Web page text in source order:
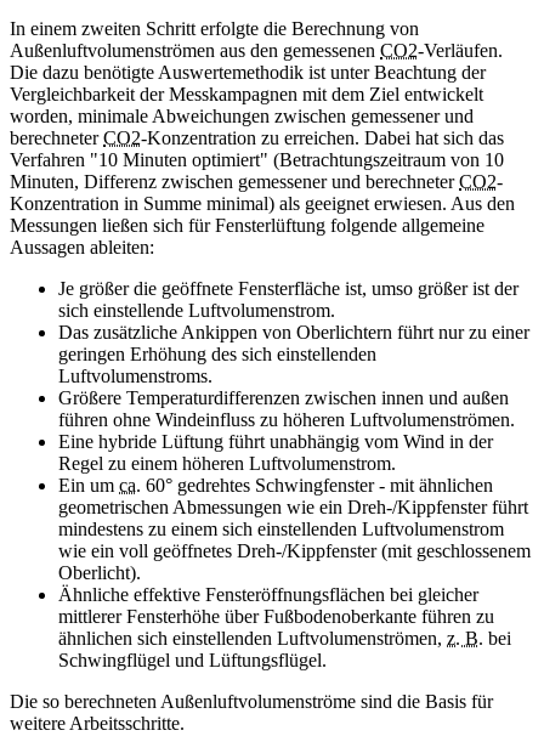
In einem zweiten Schritt erfolgte die Berechnung von
Außenluftvolumenströmen aus den gemessenen CO2-Verläufen.
Die dazu benötigte Auswertemethodik ist unter Beachtung der
Vergleichbarkeit der Messkampagnen mit dem Ziel entwickelt
worden, minimale Abweichungen zwischen gemessener und
berechneterCO2-Konzentration zu erreichen. Dabei hat sich das
Verfahren "10 Minuten optimiert" (Betrachtungszeitraum von 10
Minuten, Differenz zwischen gemessener und berechneterCO2-
Konzentration in Summe minimal) als geeignet erwiesen. Aus den
Messungen ließen sich für Fensterlüftung folgende allgemeine
Aussagen ableiten:
Je größer die geöffnete Fensterfläche ist, umso größer ist der
sich einstellende Luftvolumenstrom.
Das zusätzliche Ankippen von Oberlichtern führt nur zu einer
geringen Erhöhung des sich einstellenden
Luftvolumenstroms.
Größere Temperaturdifferenzen zwischen innen und außen
führen ohne Windeinfluss zu höheren Luftvolumenströmen.
Eine hybride Lüftung führt unabhängig vom Wind in der
Regel zu einem höheren Luftvolumenstrom.
Ein um ca. 60° gedrehtes Schwingfenster - mit ähnlichen
geometrischen Abmessungen wie ein Dreh-/Kippfenster führt
mindestens zu einem sich einstellenden Luftvolumenstrom
wie ein voll geöffnetes Dreh-/Kippfenster (mit geschlossenem
Oberlicht).
Ähnliche effektive Fensteröffnungsflächen bei gleicher
mittlerer Fensterhöhe über Fußbodenoberkante führen zu
ähnlichen sich einstellenden Luftvolumenströmen, z. B. bei
Schwingflügel und Lüftungsflügel.
Die so berechneten Außenluftvolumenströme sind die Basis für
weitere Arbeitsschritte.